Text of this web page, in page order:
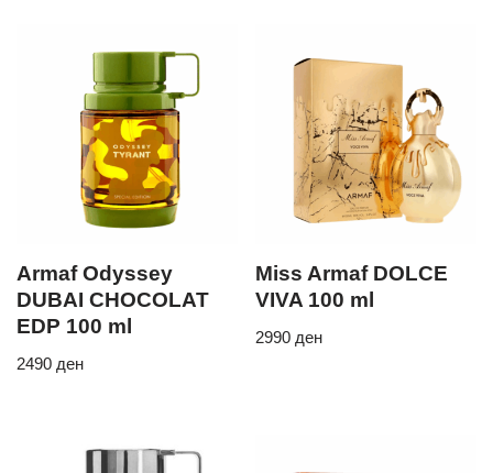
Armaf Odyssey
DUBAI CHOCOLAT
EDP 100 ml
2490 ден
Miss Armaf DOLCE
VIVA 100 ml
2990 ден